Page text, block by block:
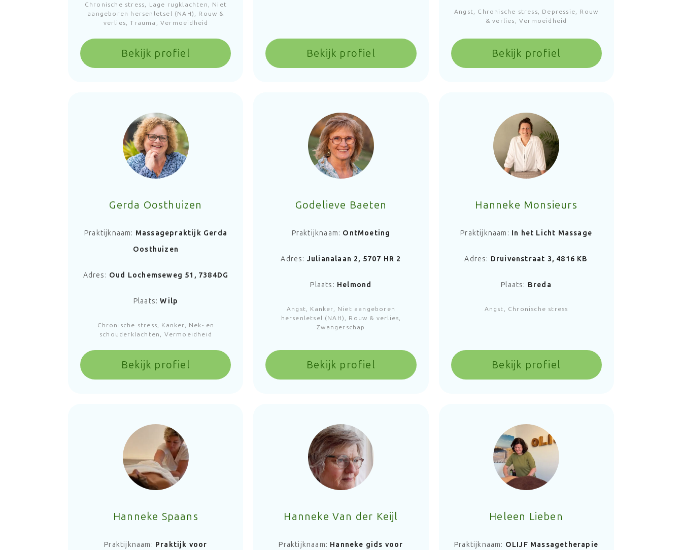
Chronische stress, Lage rugklachten, Niet
aangeboren hersenletsel (NAH), Rouw &
verlies, Trauma, Vermoeidheid
Bekijk profiel Bekijk profiel
Angst, Chronische stress, Depressie, Rouw
& verlies, Vermoeidheid
Bekijk profiel
Gerda Oosthuizen
Praktijknaam: Massagepraktijk Gerda
Oosthuizen
Adres: Oud Lochemseweg 51, 7384DG
Plaats:Wilp
Chronische stress, Kanker, Nek- en
schouderklachten, Vermoeidheid
Bekijk profiel
Godelieve Baeten
Praktijknaam: OntMoeting
Adres: Julianalaan 2, 5707 HR 2
Plaats: Helmond
Angst, Kanker, Niet aangeboren
hersenletsel (NAH), Rouw & verlies,
Zwangerschap
Bekijk profiel
Hanneke Monsieurs
Praktijknaam: In het Licht Massage
Adres: Druivenstraat 3, 4816 KB
Plaats: Breda
Angst, Chronische stress
Bekijk profiel
Hanneke Spaans
Praktijknaam: Praktijk voor
Hanneke Van der Keijl
Praktijknaam: Hanneke gids voor
Heleen Lieben
Praktijknaam: OLIJF Massagetherapie